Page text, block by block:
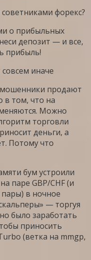
форекс?
о прибыльных
депозит — и все,
прибыль!
иначе
продают
в том, что на
Можно
торговли
деньги, а
Потому что
бум устроили
паре GBP/CHF (и
в ночное
— торгуя
было заработать
приносить
(ветка на mmgp,